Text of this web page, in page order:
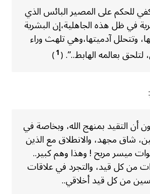
للحكم على المصير البائس الذي
في ظل هذه الجاهلية،إن البشرية
وتتحلل آدميتها،وهي تلهث وراء
لتلحق بعالمه الهابط..”.(
1
)
أن التقيد بمنهج الله، وبخاصة في
شاق مجهد، والانطلاق مع الذين
ميسر مريح ! وهذا وهم كبير..
من كل قيد، والتجرد في علاقات
من كل قيد أخلاقي..